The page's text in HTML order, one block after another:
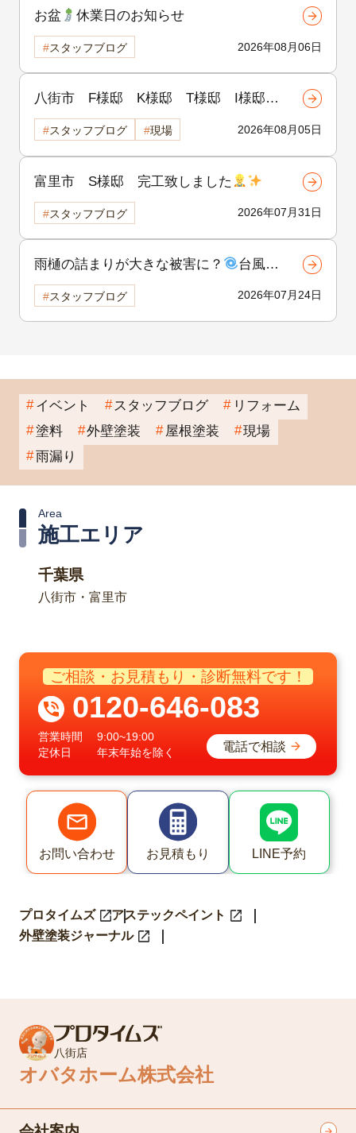
お盆 休業日のお知らせ
2026年08月06日
スタッフブログ
八街市 F様邸 K様邸 T様邸 I様邸
H様邸 着工致しました
2026年08月05日
スタッフブログ 現場
富里市 S様邸 完工致しました
2026年07月31日
スタッフブログ
雨樋の詰まりが大きな被害に？
台風前
にできる雨樋の点検と対策！②
2026年07月24日
スタッフブログ
イベント スタッフブログ
リフォーム
塗料
外壁塗装 屋根塗装
現場
雨漏り
施工エリア
Area
千葉県
八街市・富里市
ご相談・お見積もり・診断無料です！
0120-646-083
営業時間
9:00~19:00
定休日
年末年始を除く 電話で相談
お問い合わせ お見積もり LINE予約
プロタイムズ
アステックペイント
外壁塗装ジャーナル
八街店
オバタホーム株式会社